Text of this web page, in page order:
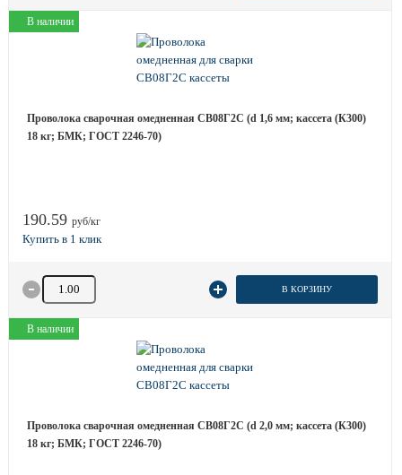
В наличии
Проволока сварочная омедненная СВ08Г2С (d 1,6 мм; кассета (К300)
18 кг; БМК; ГОСТ 2246-70)
190.59 руб/кг
Количество товара В КОРЗИНУ
В наличии
Проволока сварочная омедненная СВ08Г2С (d 2,0 мм; кассета (К300)
18 кг; БМК; ГОСТ 2246-70)